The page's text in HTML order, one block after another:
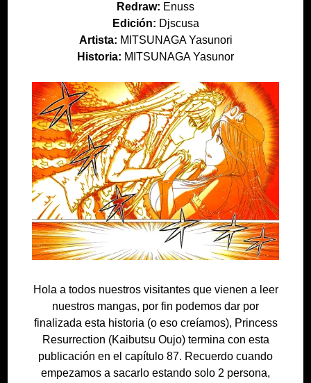
Redraw: Enuss
Edición: Djscusa
Artista: MITSUNAGA Yasunori
Historia: MITSUNAGA Yasunor
Hola a todos nuestros visitantes que vienen a leer
nuestros mangas, por fin podemos dar por
finalizada esta historia (o eso creíamos), Princess
Resurrection (Kaibutsu Oujo) termina con esta
publicación en el capítulo 87. Recuerdo cuando
empezamos a sacarlo estando solo 2 persona,